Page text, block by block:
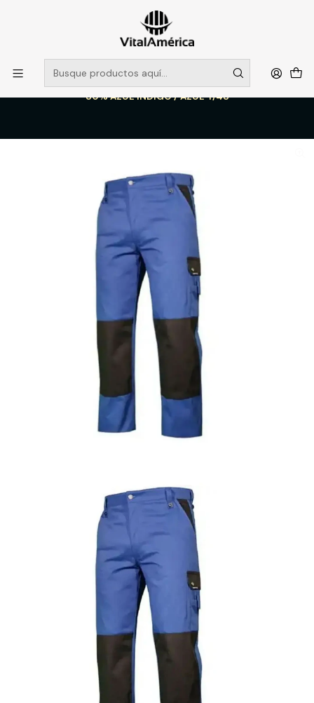
POR SISTEMA FRONTAL SOLO RETIROS EN TIENDA, DESDE
MUCHAS GRACIAS +569 5956 2237
Leer más
Catálogo
VESTIMENTA TECNICA Y CORPORATIVA
PANTALONES DE TRABAJO
PANTALON CARGO ALERCE BICOLOR RODILLA REFORZADA HOMBRE
80% AZUL INDIGO / AZUL T/48